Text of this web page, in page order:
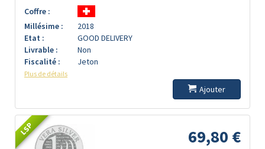
Coffre :
Millésime :
2018
Etat :
GOOD DELIVERY
Livrable :
Non
Fiscalité :
Jeton
Plus de détails
Ajouter
LSP 69,80 €